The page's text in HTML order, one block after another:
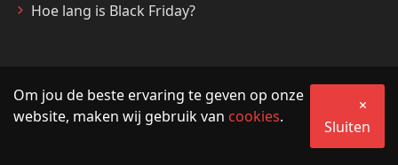
Hoe lang is Black Friday?
© 2026 MijnBlackFriday.nl
Partner worden
Om jou de beste ervaring te geven op onze
website, maken wij gebruik van cookies.
Sluiten